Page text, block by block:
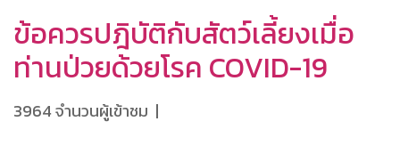
ข้อควรปฎิบัติกับสัตว์เลี้ยงเมื่อ
ท่านป่วยด้วยโรค COVID-19
3964 จำนวนผู้เข้าชม |